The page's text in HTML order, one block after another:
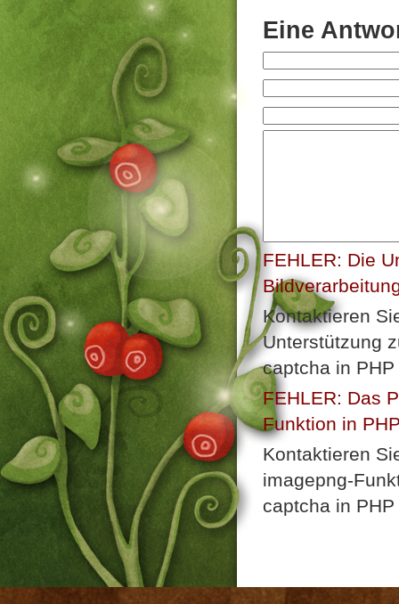
Eine
FEHLER: Die
Kontaktieren
Unterstützung
captcha in
FEHLER: Das
Funktion in
Kontaktieren
imagepng-
captcha in